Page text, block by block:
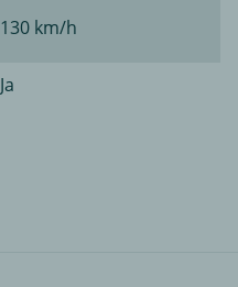
130 km/h
Ja